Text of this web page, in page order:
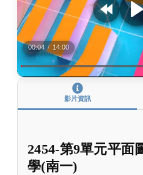
00:04 / 14:00
影片資訊
2454-第9單元平面
學(南一)